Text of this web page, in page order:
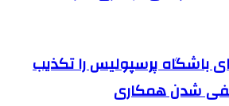
باشگاه پرسپولیس را تکذیب
شدن همکاری